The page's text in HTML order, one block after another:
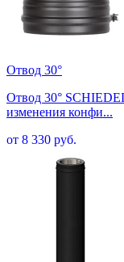
Отвод 30°
Отвод 30°
изменения конфи...
от 8 330 руб.